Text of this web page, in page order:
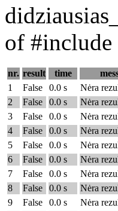
of
nr. result time
1
False 0.0 s
Nėra
2
False 0.0 s
Nėra
3
False 0.0 s
Nėra
4
False 0.0 s
Nėra
5
False 0.0 s
Nėra
6
False 0.0 s
Nėra
7
False 0.0 s
Nėra
8
False 0.0 s
Nėra
9
False 0.0 s
Nėra